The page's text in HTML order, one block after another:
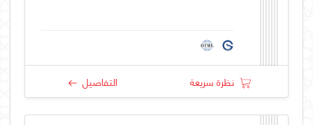
نظرة سريعة التفاصيل